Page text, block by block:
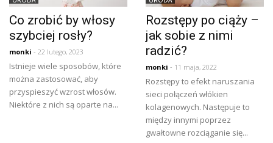
Co zrobić by włosy
szybciej rosły?
monki - 22 lutego, 2023
Istnieje wiele sposobów, które
można zastosować, aby
przyspieszyć wzrost włosów.
Niektóre z nich są oparte na...
Rozstępy po ciąży –
jak sobie z nimi
radzić?
monki - 11 maja, 2022
Rozstępy to efekt naruszania
sieci połączeń włókien
kolagenowych. Następuje to
między innymi poprzez
gwałtowne rozciąganie się...